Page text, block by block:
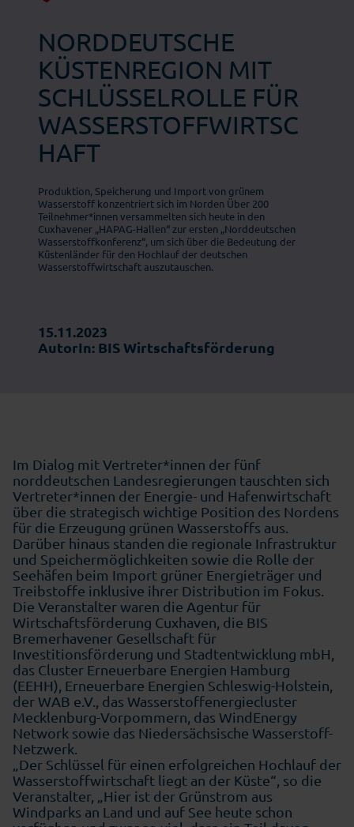
NORDDEUTSCHE
KÜSTENREGION MIT
SCHLÜSSELROLLE FÜR
WASSERSTOFFWIRTSC
HAFT
Produktion, Speicherung und Import von grünem
Wasserstoff konzentriert sich im Norden Über 200
Teilnehmer*innen versammelten sich heute in den
Cuxhavener „HAPAG-Hallen“ zur ersten „Norddeutschen
Wasserstoffkonferenz“, um sich über die Bedeutung der
Küstenländer für den Hochlauf der deutschen
Wasserstoffwirtschaft auszutauschen.
15.11.2023
AutorIn: BIS Wirtschaftsförderung
Im Dialog mit Vertreter*innen der fünf
norddeutschen Landesregierungen tauschten sich
Vertreter*innen der Energie- und Hafenwirtschaft
über die strategisch wichtige Position des Nordens
für die Erzeugung grünen Wasserstoffs aus.
Darüber hinaus standen die regionale Infrastruktur
und Speichermöglichkeiten sowie die Rolle der
Seehäfen beim Import grüner Energieträger und
Treibstoffe inklusive ihrer Distribution im Fokus.
Die Veranstalter waren die Agentur für
Wirtschaftsförderung Cuxhaven, die BIS
Bremerhavener Gesellschaft für
Investitionsförderung und Stadtentwicklung mbH,
das Cluster Erneuerbare Energien Hamburg
(EEHH), Erneuerbare Energien Schleswig-Holstein,
der WAB e.V., das Wasserstoffenergiecluster
Mecklenburg-Vorpommern, das WindEnergy
Network sowie das Niedersächsische Wasserstoff-
Netzwerk.
„Der Schlüssel für einen erfolgreichen Hochlauf der
Wasserstoffwirtschaft liegt an der Küste“, so die
Veranstalter, „Hier ist der Grünstrom aus
Windparks an Land und auf See heute schon